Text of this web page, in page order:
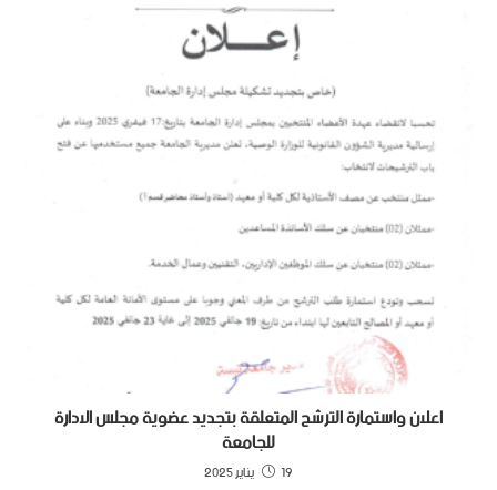
اعلان واستمارة الترشح المتعلقة بتجديد عضوية مجلس الادارة
للجامعة
19 يناير 2025